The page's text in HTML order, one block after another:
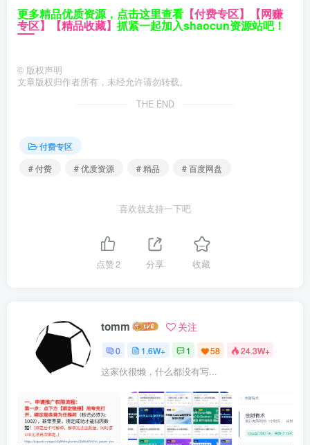
更多精品优质资源，点击这里查看 【付费专区】 【网赚
专区】 【精品收藏】 抓紧一起加入shaocun资源站吧！
© 版权声明
文章版权归作者所有，未经允许请勿转载。
THE END
付费专区
# 付费
# 优质资源 # 精品 # 百度网盘
喜欢就支持一下吧
点赞2 分享 收藏
tomm 关注
0 1.6W+ 1 58 24.3W+
这家伙很懒，什么都没有写...